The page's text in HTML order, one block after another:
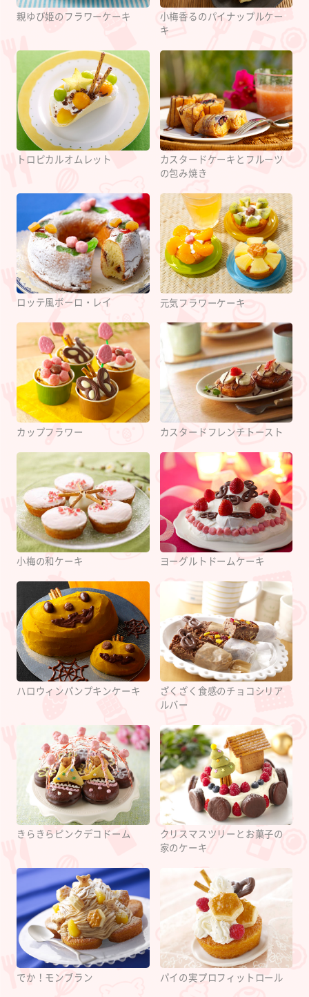
親ゆび姫のフラワーケーキ
小梅香るのパイナップルケー
キ
トロピカルオムレット
カスタードケーキとフルーツ
の包み焼き
ロッテ風ボーロ・レイ 元気フラワーケーキ
カップフラワー カスタードフレンチトースト
小梅の和ケーキ ヨーグルトドームケーキ
ハロウィンパンプキンケーキ
ざくざく食感のチョコシリア
ルバー
きらきらピンクデコドーム
クリスマスツリーとお菓子の
家のケーキ
でか！モンブラン パイの実プロフィットロール